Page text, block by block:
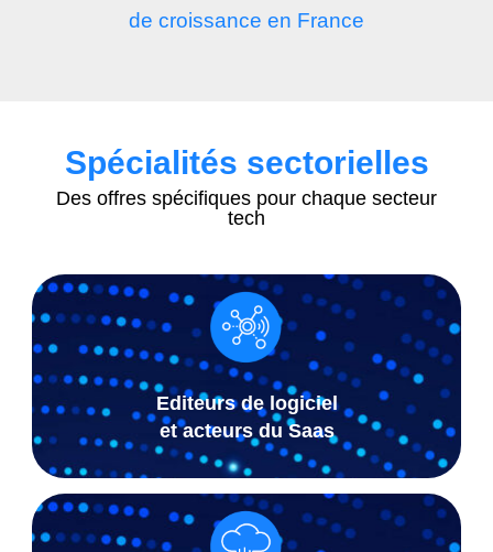
de croissance en France
Spécialités sectorielles
Des offres spécifiques pour chaque secteur
tech
Editeurs de logiciel
et acteurs du Saas